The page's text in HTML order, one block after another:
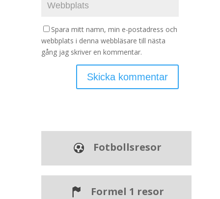
Spara mitt namn, min e-postadress och
webbplats i denna webbläsare till nästa
gång jag skriver en kommentar.
Fotbollsresor
Formel 1 resor